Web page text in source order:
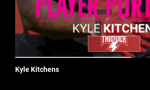
Kyle Kitchens